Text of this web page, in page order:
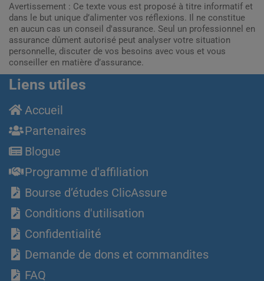
Avertissement : Ce texte vous est proposé à titre informatif et
dans le but unique d’alimenter vos réflexions. Il ne constitue
en aucun cas un conseil d'assurance. Seul un professionnel en
assurance dûment autorisé peut analyser votre situation
personnelle, discuter de vos besoins avec vous et vous
conseiller en matière d’assurance.
Liens utiles
Accueil
Partenaires
Blogue
Programme d'affiliation
Bourse d’études ClicAssure
Conditions d'utilisation
Confidentialité
Demande de dons et commandites
FAQ